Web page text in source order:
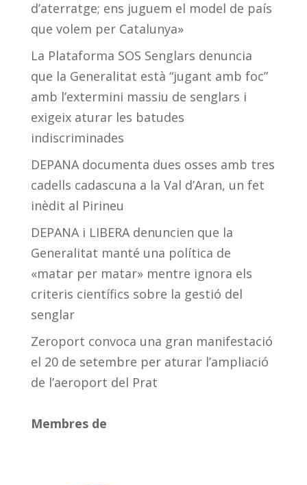
d’aterratge; ens juguem el model de país
que volem per Catalunya»
La Plataforma SOS Senglars denuncia
que la Generalitat està “jugant amb foc”
amb l’extermini massiu de senglars i
exigeix aturar les batudes
indiscriminades
DEPANA documenta dues osses amb tres
cadells cadascuna a la Val d’Aran, un fet
inèdit al Pirineu
DEPANA i LIBERA denuncien que la
Generalitat manté una política de
«matar per matar» mentre ignora els
criteris científics sobre la gestió del
senglar
Zeroport convoca una gran manifestació
el 20 de setembre per aturar l’ampliació
de l’aeroport del Prat
Membres de